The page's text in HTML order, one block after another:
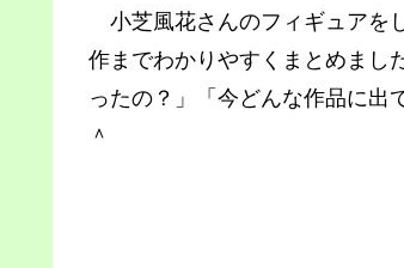
小芝風花さんのフィギュアを
作までわかりやすくまとめまし
ったの？」「今どんな作品に出
＾